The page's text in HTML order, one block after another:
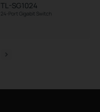
TL-SG1024
24-Port Gigabit Switch